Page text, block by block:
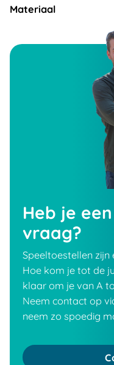
Materiaal
Heb je
vraag?
Speeltoestellen zijn
Hoe kom je tot de
klaar om je van A
Neem contact op
neem zo spoedig